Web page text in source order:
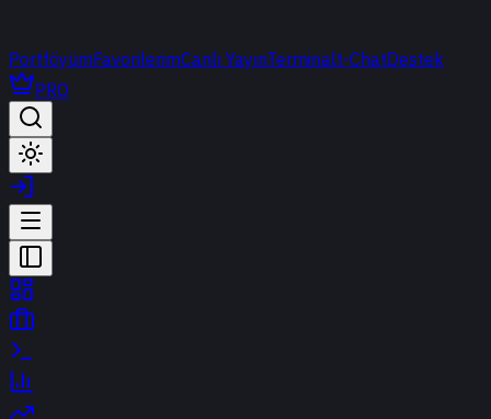
PortföyümFavorilerimCanlı YayınTerminalt-ChatDestek
PRO